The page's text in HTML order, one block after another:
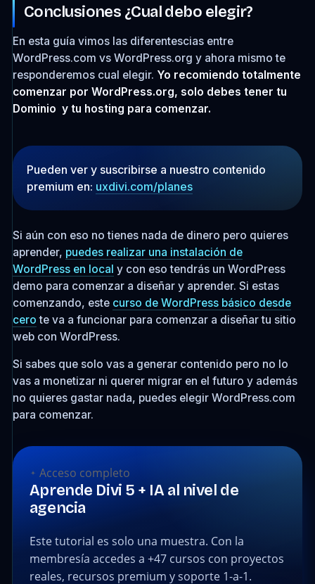
Conclusiones ¿Cual debo elegir?
En esta guía vimos las diferentescias entre
WordPress.com vs WordPress.org y ahora mismo te
responderemos cual elegir. Yo recomiendo totalmente
comenzar por WordPress.org, solo debes tener tu
Dominio y tu hosting para comenzar.
Pueden ver y suscribirse a nuestro contenido
premium en: uxdivi.com/planes
Si aún con eso no tienes nada de dinero pero quieres
aprender, puedes realizar una instalación de
WordPress en local y con eso tendrás un WordPress
demo para comenzar a diseñar y aprender. Si estas
comenzando, este curso de WordPress básico desde
cero te va a funcionar para comenzar a diseñar tu sitio
web con WordPress.
Si sabes que solo vas a generar contenido pero no lo
vas a monetizar ni querer migrar en el futuro y además
no quieres gastar nada, puedes elegir WordPress.com
para comenzar.
Acceso completo
Aprende Divi 5 + IA al nivel de
agencia
Este tutorial es solo una muestra. Con la
membresía accedes a +47 cursos con proyectos
reales, recursos premium y soporte 1-a-1.